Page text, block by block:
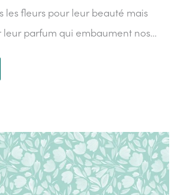
les fleurs pour leur beauté mais
parfum qui embaument nos…